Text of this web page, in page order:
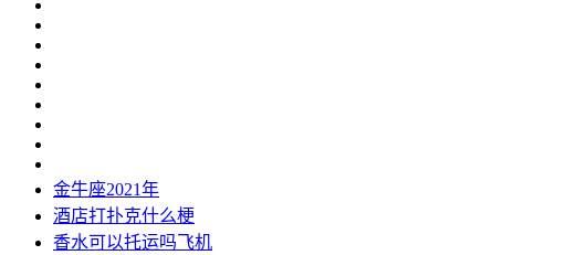
金牛座2021年
酒店打扑克什么梗
香水可以托运吗飞机